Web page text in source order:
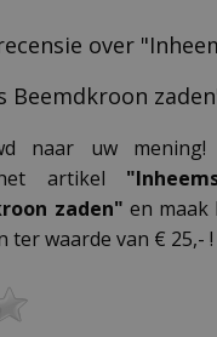
over
Beemdkroon
naar uw mening!
artikel
zaden" en maak
waarde van € 25,- !